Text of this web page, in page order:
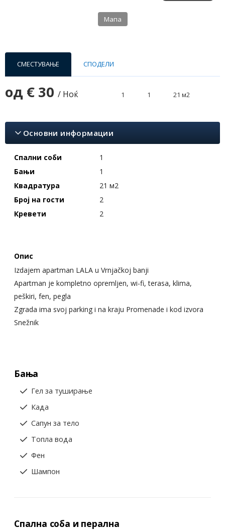
Мапа
СМЕСТУВАЊЕ СПОДЕЛИ
од € 30 / Ноќ 1 1 21 м2
Основни информации
Спални соби
1
Бањи
1
Квадратура
21 м2
Број на гости
2
Кревети
2
Опис
Izdajem apartman LALA u Vrnjačkoj banji
Apartman je kompletno opremljen, wi-fi, terasa, klima,
peškiri, fen, pegla
Zgrada ima svoj parking i na kraju Promenade i kod izvora
Snežnik
Бања
Гел за туширање
Када
Сапун за тело
Топла вода
Фен
Шампон
Спална соба и перална